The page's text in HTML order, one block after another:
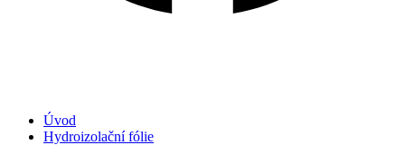
Úvod
Hydroizolační fólie